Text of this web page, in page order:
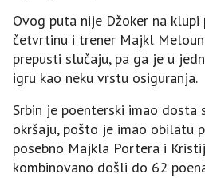
Ovog puta nije Džoker na
četvrtinu i trener Majkl
prepusti slučaju, pa ga je u
igru kao neku vrstu osiguranja.
Srbin je poenterski imao dosta
okršaju, pošto je imao obilatu
posebno Majkla Portera i
kombinovano došli do 62